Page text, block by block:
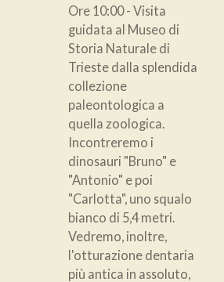
Ore 10:00 - Visita
guidata al Museo di
Storia Naturale di
Trieste dalla splendida
collezione
paleontologica a
quella zoologica.
Incontreremo i
dinosauri "Bruno" e
"Antonio" e poi
"Carlotta", uno squalo
bianco di 5,4 metri.
Vedremo, inoltre,
l'otturazione dentaria
più antica in assoluto,